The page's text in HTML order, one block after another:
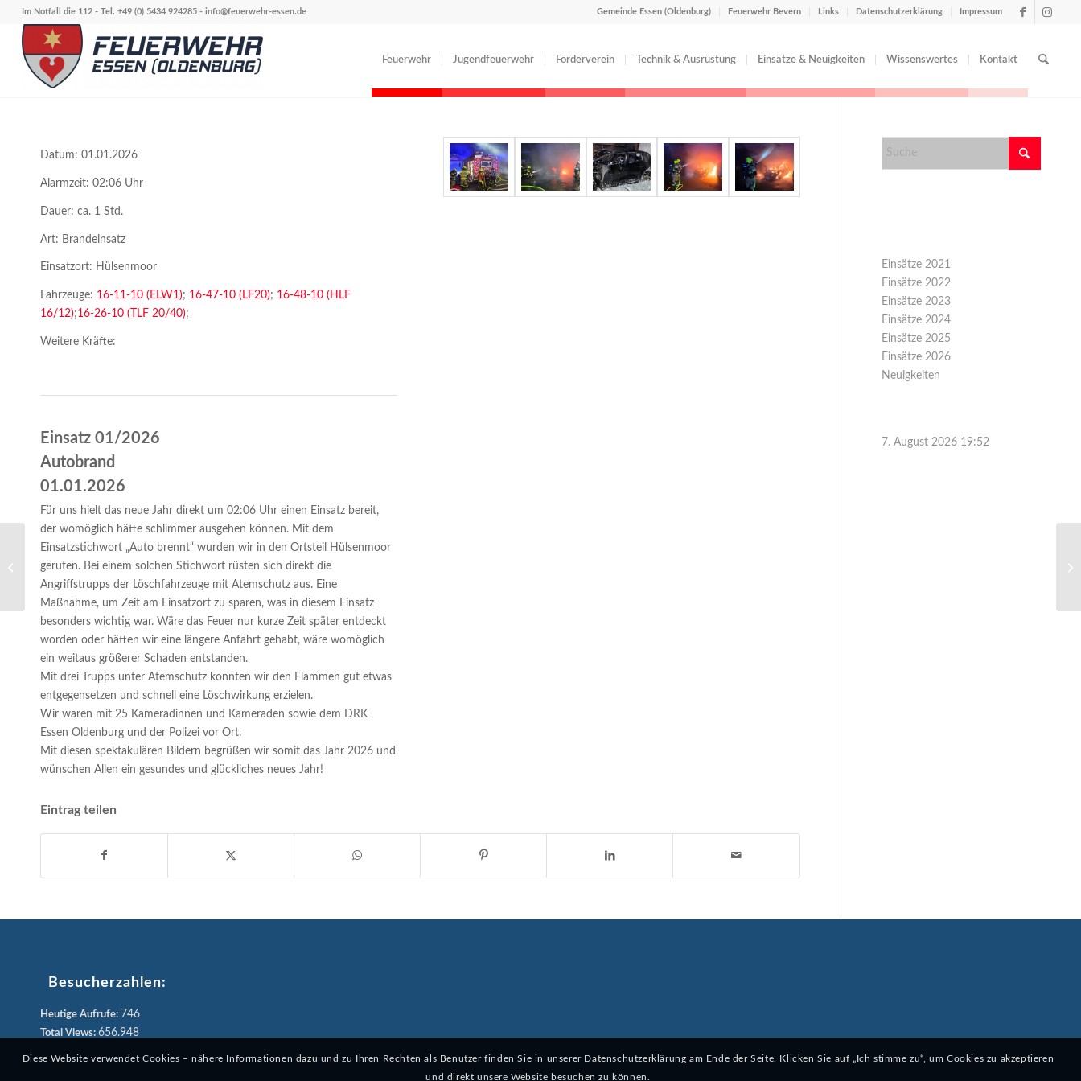
Gemeinde Essen (Oldenburg) Feuerwehr Bevern Links Datenschutzerklärung Impressum
Im Notfall die 112 - Tel. +49 (0) 5434 924285 - info@feuerwehr-essen.de
Feuerwehr Jugendfeuerwehr Förderverein Technik & Ausrüstung Einsätze & Neuigkeiten Wissenswertes Kontakt
Datum: 01.01.2026
Alarmzeit: 02:06 Uhr
Dauer: ca. 1 Std.
Art: Brandeinsatz
Einsatzort: Hülsenmoor
Fahrzeuge: 16-11-10 (ELW1); 16-47-10 (LF20); 16-48-10 (HLF
16/12);16-26-10 (TLF 20/40);
Weitere Kräfte:
Einsatz 01/2026
Autobrand
01.01.2026
Für uns hielt das neue Jahr direkt um 02:06 Uhr einen Einsatz bereit,
der womöglich hätte schlimmer ausgehen können. Mit dem
Einsatzstichwort „Auto brennt“ wurden wir in den Ortsteil Hülsenmoor
gerufen. Bei einem solchen Stichwort rüsten sich direkt die
Angriffstrupps der Löschfahrzeuge mit Atemschutz aus. Eine
Maßnahme, um Zeit am Einsatzort zu sparen, was in diesem Einsatz
besonders wichtig war. Wäre das Feuer nur kurze Zeit später entdeckt
worden oder hätten wir eine längere Anfahrt gehabt, wäre womöglich
ein weitaus größerer Schaden entstanden.
Mit drei Trupps unter Atemschutz konnten wir den Flammen gut etwas
entgegensetzen und schnell eine Löschwirkung erzielen.
Wir waren mit 25 Kameradinnen und Kameraden sowie dem DRK
Essen Oldenburg und der Polizei vor Ort.
Mit diesen spektakulären Bildern begrüßen wir somit das Jahr 2026 und
wünschen Allen ein gesundes und glückliches neues Jahr!
Eintrag teilen
Einsätze 2021
Einsätze 2022
Einsätze 2023
Einsätze 2024
Einsätze 2025
Einsätze 2026
Neuigkeiten
7. August 2026 19:52
Besucherzahlen:
Heutige Aufrufe: 746
Total Views: 656.948
Einsatz 64/2025- Brandmeldeanlage
(Fehlalarm)
Diese Website verwendet Cookies – nähere Informationen dazu und zu Ihren Rechten als Benutzer finden Sie in unserer Datenschutzerklärung am Ende der Seite. Klicken Sie auf „Ich stimme zu“, um Cookies zu akzeptieren
und direkt unsere Website besuchen zu können.